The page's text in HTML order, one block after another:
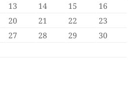
13 14 15
16
20 21 22
23
27 28 29
30